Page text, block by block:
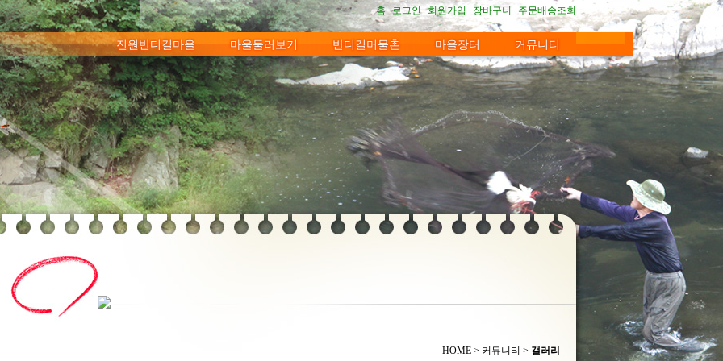
메뉴 건너뛰기 홈 로그인 회원가입 장바구니 주문배송조회
진원반디길마을
마을소개 인사말 포토이야기 찾아오시는길
마울둘러보기
찜질 푸른꿈고등학교 진원반디길 진원둘레길 무주만나농촌복지센터
반디길머물촌
도재방 머구재방 진원방 여우내방
마을장터
마을상품 북어된장 찹쌀고추장 전통발효국간장 전통발효생간장 청국장 메주
커뮤니티
공감게시판 공지사항 갤러리 자유게시판
HOME > 커뮤니티 > 갤러리